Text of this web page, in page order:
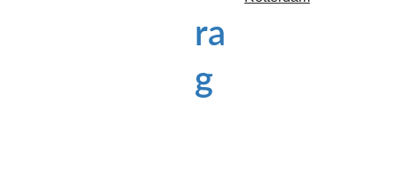
ra
g